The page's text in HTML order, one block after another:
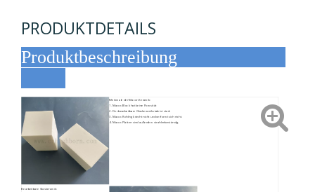
PRODUKTDETAILS
Produktbeschreibung
Merkmale der Macor-Keramik:
1. Macor-Block hat keine Porosität
2. Der bearbeitbare Glaskeramikstab ist stark
3. Macor-Rohling kriecht nicht und verformt sich nicht.
4. Macor-Platten sind außerdem strahlenbeständig.
Bearbeitbare Glaskeramik: